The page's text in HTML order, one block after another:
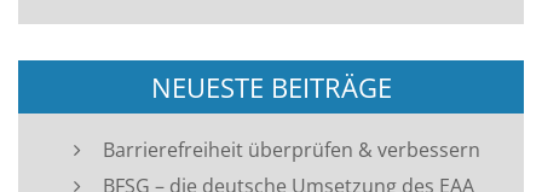
NEUESTE BEITRÄGE
Barrierefreiheit überprüfen & verbessern
BFSG – die deutsche Umsetzung des EAA